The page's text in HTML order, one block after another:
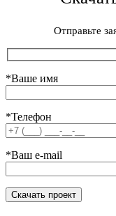
Отправьте
*Ваше имя
*Телефон
*Ваш e-mail